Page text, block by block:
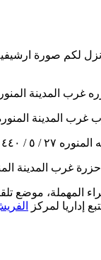
موضع تلقاء سويقة
إداريا لمركز